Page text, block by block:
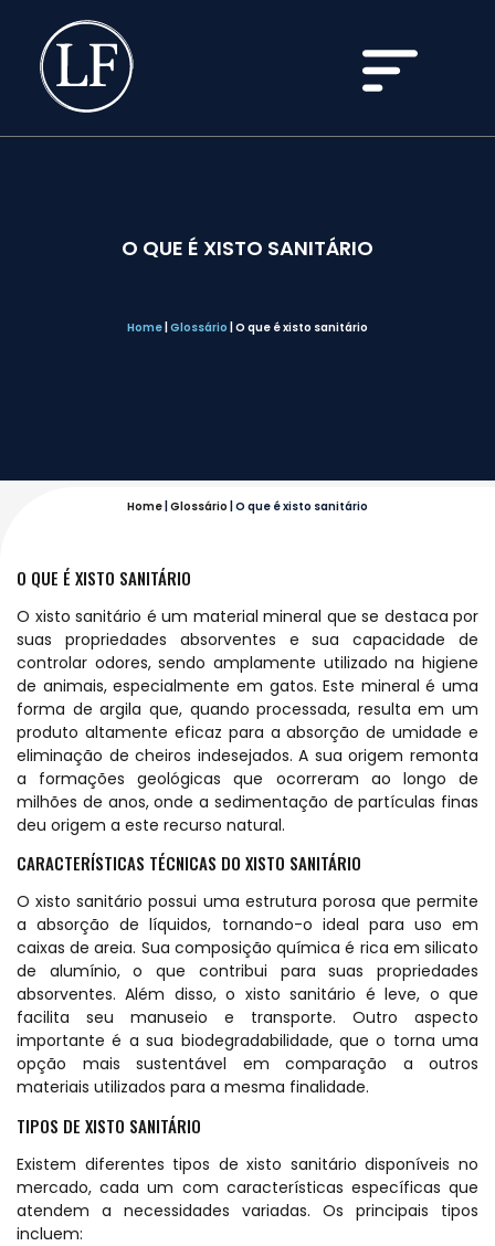
O QUE É XISTO SANITÁRIO
Home Glossário O que é xisto sanitário
Home Glossário O que é xisto sanitário
O QUE É XISTO SANITÁRIO
O xisto sanitário é um material mineral que se destaca por
suas propriedades absorventes e sua capacidade de
controlar odores, sendo amplamente utilizado na higiene
de animais, especialmente em gatos. Este mineral é uma
forma de argila que, quando processada, resulta em um
produto altamente eficaz para a absorção de umidade e
eliminação de cheiros indesejados. A sua origem remonta
a formações geológicas que ocorreram ao longo de
milhões de anos, onde a sedimentação de partículas finas
deu origem a este recurso natural.
CARACTERÍSTICAS TÉCNICAS DO XISTO SANITÁRIO
O xisto sanitário possui uma estrutura porosa que permite
a absorção de líquidos, tornando-o ideal para uso em
caixas de areia. Sua composição química é rica em silicato
de alumínio, o que contribui para suas propriedades
absorventes. Além disso, o xisto sanitário é leve, o que
facilita seu manuseio e transporte. Outro aspecto
importante é a sua biodegradabilidade, que o torna uma
opção mais sustentável em comparação a outros
materiais utilizados para a mesma finalidade.
TIPOS DE XISTO SANITÁRIO
Existem diferentes tipos de xisto sanitário disponíveis no
mercado, cada um com características específicas que
atendem a necessidades variadas. Os principais tipos
incluem: